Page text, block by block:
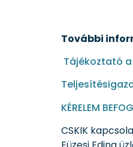
További
Tájékoztató a
KÉRELEM
CSKIK